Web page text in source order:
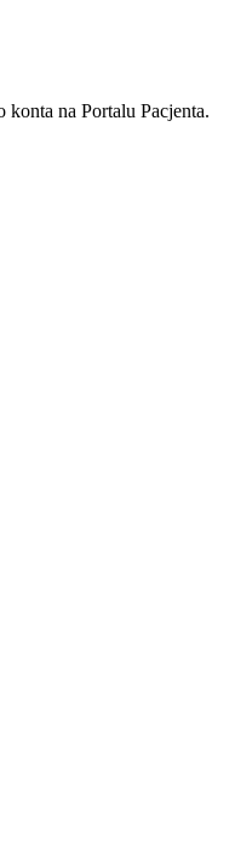
na Portalu Pacjenta.